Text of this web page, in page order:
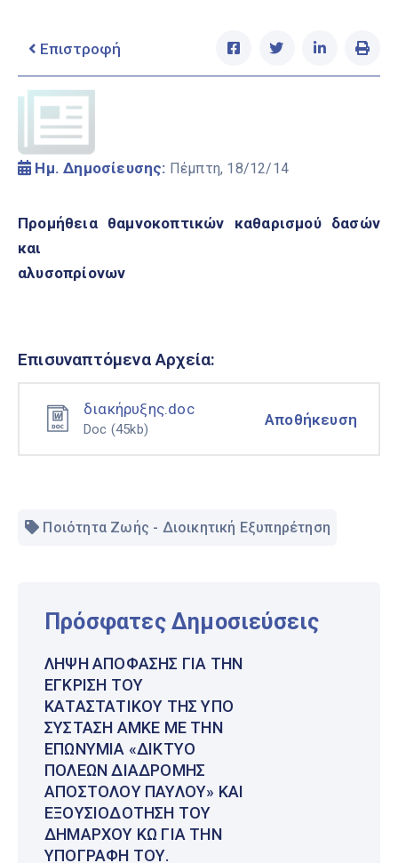
Επιστροφή
Ημ. Δημοσίευσης: Πέμπτη, 18/12/14
Προμήθεια θαμνοκοπτικών καθαρισμού δασών
και
αλυσοπρίονων
Επισυναπτόμενα Αρχεία:
διακήρυξης.doc
Doc (45kb)
Αποθήκευση
Ποιότητα Ζωής - Διοικητική Εξυπηρέτηση
Πρόσφατες Δημοσιεύσεις
ΛΉΨΗ ΑΠΌΦΑΣΗΣ ΓΙΑ ΤΗΝ
ΈΓΚΡΙΣΗ ΤΟΥ
ΚΑΤΑΣΤΑΤΙΚΟΎ ΤΗΣ ΥΠΌ
ΣΎΣΤΑΣΗ ΑΜΚΕ ΜΕ ΤΗΝ
ΕΠΩΝΥΜΊΑ «ΔΊΚΤΥΟ
ΠΌΛΕΩΝ ΔΙΑΔΡΟΜΉΣ
ΑΠΟΣΤΌΛΟΥ ΠΑΎΛΟΥ» ΚΑΙ
ΕΞΟΥΣΙΟΔΌΤΗΣΗ ΤΟΥ
ΔΗΜΆΡΧΟΥ ΚΩ ΓΙΑ ΤΗΝ
ΥΠΟΓΡΑΦΉ ΤΟΥ.